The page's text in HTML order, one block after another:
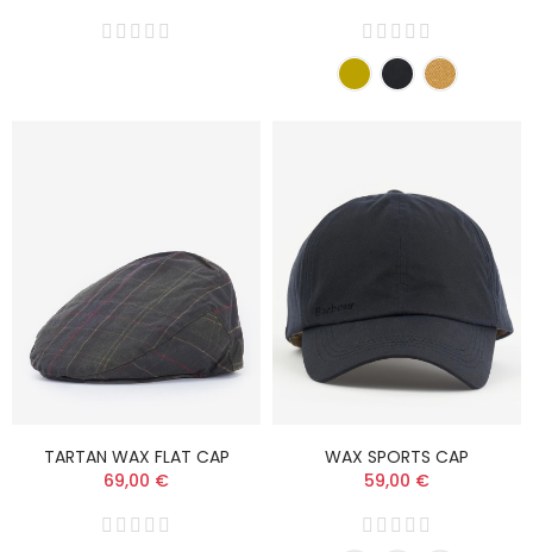
TARTAN WAX FLAT CAP
69,00 €
WAX SPORTS CAP
59,00 €